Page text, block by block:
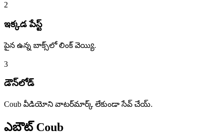
2
ఇక్కడ పేస్ట్
పైన ఉన్న బాక్స్‌లో లింక్ వెయ్యి.
3
డౌన్‌లోడ్
Coub వీడియోని వాటర్‌మార్క్ లేకుండా సేవ్ చేయ్.
ఎబౌట్ Coub